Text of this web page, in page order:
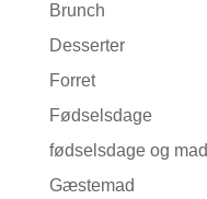
Brunch
Desserter
Forret
Fødselsdage
fødselsdage og mad
Gæstemad